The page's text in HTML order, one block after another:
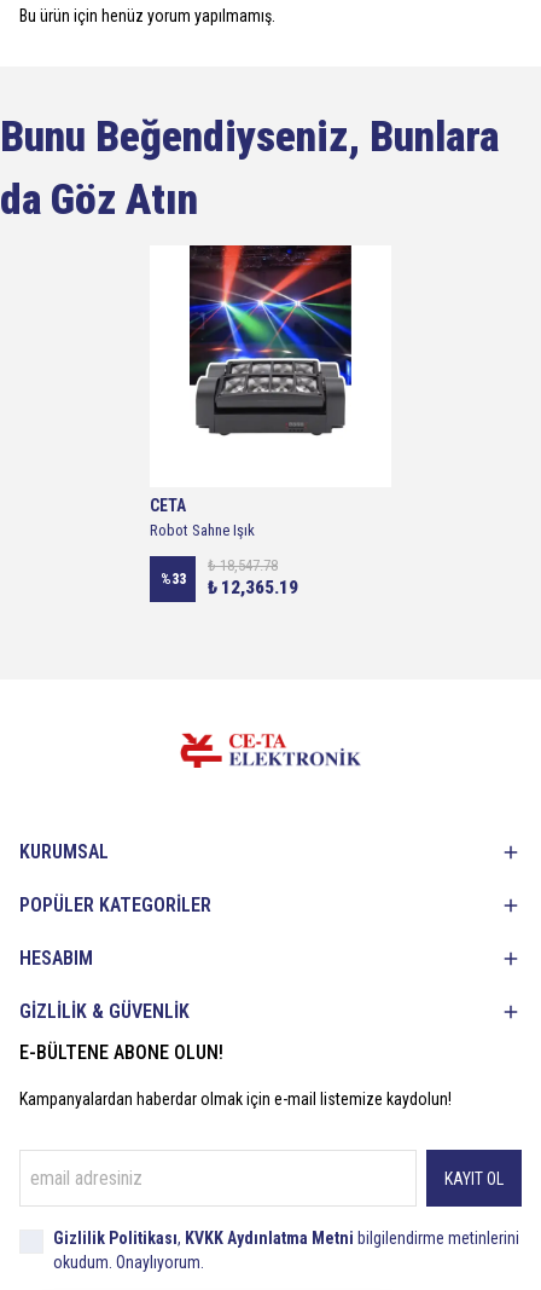
Bu ürün için henüz yorum yapılmamış.
Bunu Beğendiyseniz, Bunlara
da Göz Atın
CETA
Robot Sahne Işık
%33
₺ 18,547.78
₺ 12,365.19
KURUMSAL
POPÜLER KATEGORİLER
HESABIM
GİZLİLİK & GÜVENLİK
E-BÜLTENE ABONE OLUN!
Kampanyalardan haberdar olmak için e-mail listemize kaydolun!
KAYIT OL
Gizlilik Politikası, KVKK Aydınlatma Metni bilgilendirme metinlerini
okudum. Onaylıyorum.